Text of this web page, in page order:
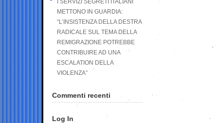
I SERVIZI SEGRETI ITALIANI
METTONO IN GUARDIA:
“L’INSISTENZA DELLA DESTRA
RADICALE SUL TEMA DELLA
REMIGRAZIONE POTREBBE
CONTRIBUIRE AD UNA
ESCALATION DELLA
VIOLENZA”
Commenti recenti
Log In